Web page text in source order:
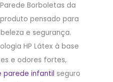
Borboletas da
pensado para
e segurança.
HP Látex à base
e odores fortes,
parede infantil seguro